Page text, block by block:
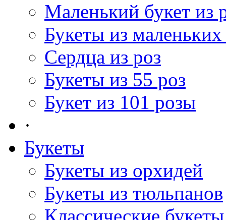
Маленький букет из
Букеты из маленьких
Сердца из роз
Букеты из 55 роз
Букет из 101 розы
·
Букеты
Букеты из орхидей
Букеты из тюльпанов